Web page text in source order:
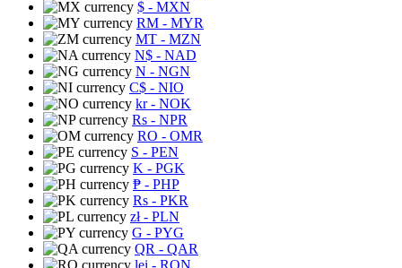
$ - MXN
RM - MYR
MT - MZN
N$ - NAD
N - NGN
C$ - NIO
kr- NOK
Rs - NPR
RO - OMR
S - PEN
K - PGK
₱ - PHP
Rs - PKR
zł- PLN
G - PYG
QR - QAR
lei - RON